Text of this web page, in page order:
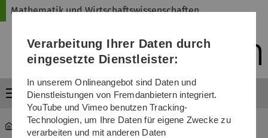
Direkt
Direkt
Direkt
(Sprache,
Drucken,
Media)
Direkt
Direkt
Mathematik und Wirtschaftswissenschaften
Menü
Mathematik und Wirtschaftswissenschaften
Verarbeitung Ihrer Daten durch
eingesetzte Dienstleister:
In unserem Onlineangebot sind Daten und
Dienstleistungen von Fremdanbietern integriert.
YouTube und Vimeo benutzen Tracking-
Technologien, um Ihre Daten für eigene Zwecke zu
verarbeiten und mit anderen Daten